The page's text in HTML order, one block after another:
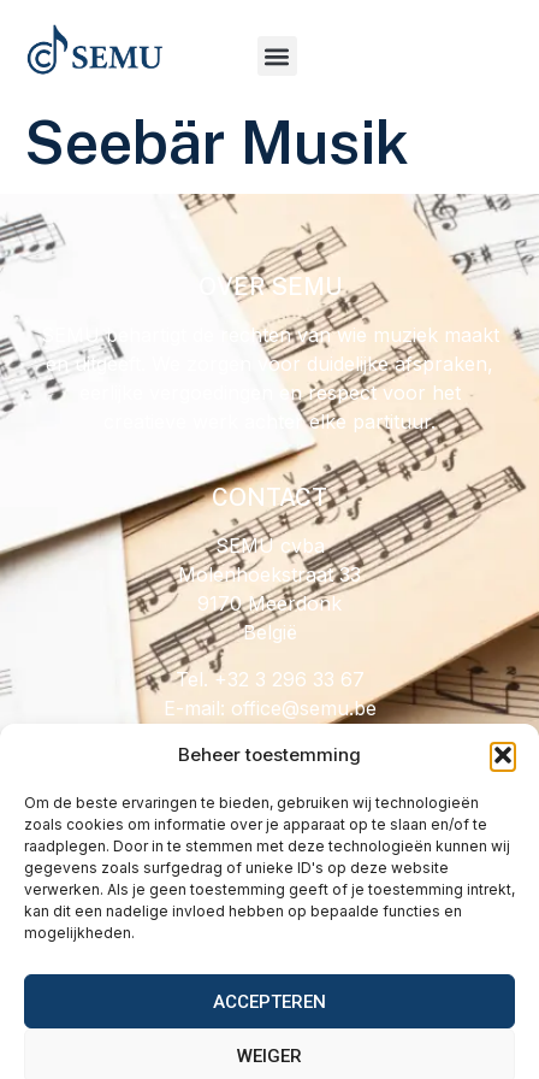
Beheer toestemming
Om de beste ervaringen te bieden, gebruiken wij technologieën
zoals cookies om informatie over je apparaat op te slaan en/of te
raadplegen. Door in te stemmen met deze technologieën kunnen wij
gegevens zoals surfgedrag of unieke ID's op deze website
verwerken. Als je geen toestemming geeft of je toestemming intrekt,
kan dit een nadelige invloed hebben op bepaalde functies en
mogelijkheden.
ACCEPTEREN
WEIGER
Seebär Musik
OVER SEMU
SEMU behartigt de rechten van wie muziek maakt
en uitgeeft. We zorgen voor duidelijke afspraken,
eerlijke vergoedingen en respect voor het
creatieve werk achter elke partituur.
CONTACT
SEMU cvba
Molenhoekstraat 33
9170 Meerdonk
België
Tel. +32 3 296 33 67
E-mail:
eb.umes
@eciffo
HANDIG
Licenties
Tarieven
Wetgeving
Vragen
Contact